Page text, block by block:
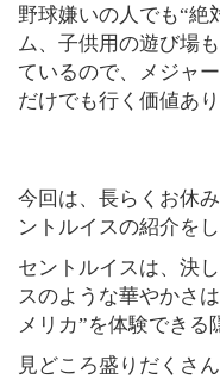
野球嫌いの人でも“絶
ム、子供用の遊び場
ているので、メジャ
だけでも行く価値あり
今回は、長らくお休
ントルイスの紹介をし
セントルイスは、決
スのような華やかさ
メリカ”を体験できる
見どころ盛りだくさ